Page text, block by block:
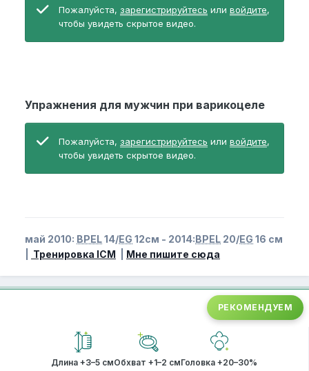
Пожалуйста, зарегистрируйтесь или войдите,
чтобы увидеть скрытое видео.
Упражнения для мужчин при варикоцеле
Пожалуйста, зарегистрируйтесь или войдите,
чтобы увидеть скрытое видео.
май 2010: BPEL14/EG 12см - 2014:BPEL 20/EG 16 см
Тренировка ICM Мне пишите сюда
РЕКОМЕНДУЕМ
Длина +3–5 смОбхват +1–2 смГоловка +20–30%